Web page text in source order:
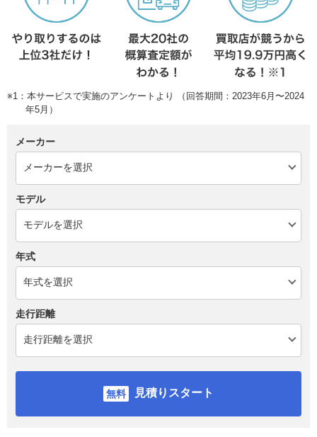
※1：本サービスで実施のアンケートより （回答期間：2023年6月〜2024
年5月）
メーカー
モデル
年式
走行距離
見積りスタート